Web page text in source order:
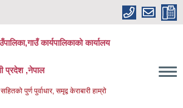
कार्यपालिकाको कार्यालय
प्रदेश ,नेपाल
पुर्ण पुर्वाधार, समृद्व केराबारी हाम्रो